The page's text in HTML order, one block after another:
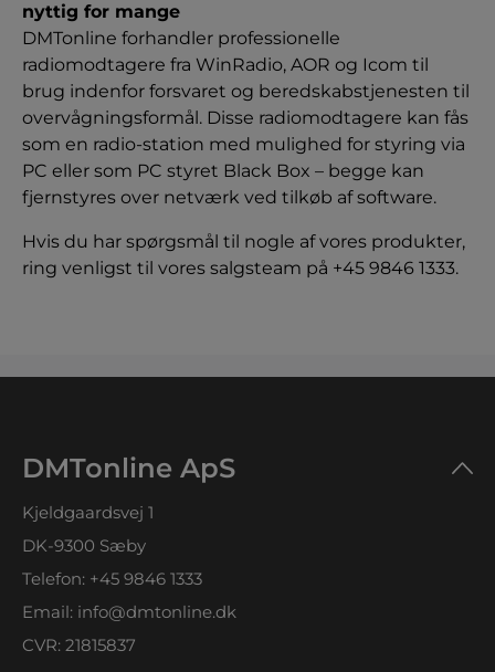
nyttig for mange
DMTonline forhandler professionelle
radiomodtagere fra WinRadio, AOR og Icom til
brug indenfor forsvaret og beredskabstjenesten til
overvågningsformål. Disse radiomodtagere kan fås
som en radio-station med mulighed for styring via
PC eller som PC styret Black Box – begge kan
fjernstyres over netværk ved tilkøb af software.
Hvis du har spørgsmål til nogle af vores produkter,
ring venligst til vores salgsteam på +45 9846 1333.
DMTonline ApS
Kjeldgaardsvej 1
DK-9300 Sæby
Telefon: +45 9846 1333
Email: info@dmtonline.dk
CVR: 21815837